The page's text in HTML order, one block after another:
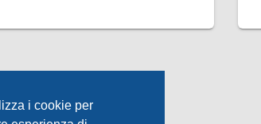
i cookie per